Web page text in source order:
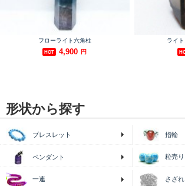
形状から探す
ブレスレット 指輪
ペンダント 粒売り
一連 さざれ